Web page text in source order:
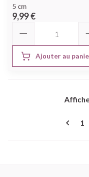
5 cm
9,99 €
Ajouter au
1